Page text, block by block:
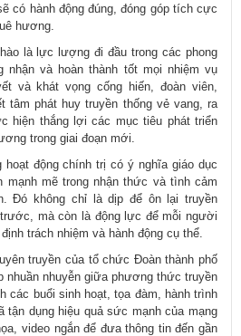
có hành động đúng, đóng góp tích cực
hương.
là lực lượng đi đầu trong các phong
nhận và hoàn thành tốt mọi nhiệm vụ
và khát vọng cống hiến, đoàn viên,
tâm phát huy truyền thống vẻ vang, ra
hiện thắng lợi các mục tiêu phát triển
trong giai đoạn mới.
động chính trị có ý nghĩa giáo dục
mạnh mẽ trong nhận thức và tình cảm
Đó không chỉ là dịp để ôn lại truyền
mà còn là động lực để mỗi người
trách nhiệm và hành động cụ thể.
truyền của tổ chức Đoàn thành phố
nhuyễn giữa phương thức truyền
các buổi sinh hoạt, tọa đàm, hành trình
tận dụng hiệu quả sức mạnh của mạng
video ngắn để đưa thông tin đến gần